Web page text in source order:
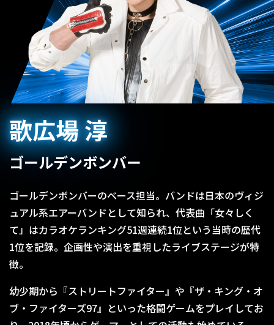
歌広場 淳
ゴールデンボンバー
ゴールデンボンバーのベース担当。バンドは日本のヴィジ
ュアル系エアーバンドとして知られ、代表曲「女々しく
て」はカラオケランキング51週連続1位という当時の歴代
1位を記録。企画性や演出を重視したライブステージが特
徴。
幼少期から『ストリートファイター』や『ザ・キング・オ
ブ・ファイターズ97』といった格闘ゲームをプレイしてお